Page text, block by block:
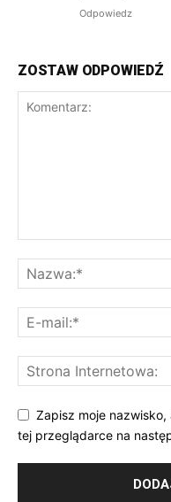
Odpowiedz
ZOSTAW ODPOWIEDŹ
Zapisz moje
tej przeglądarce na